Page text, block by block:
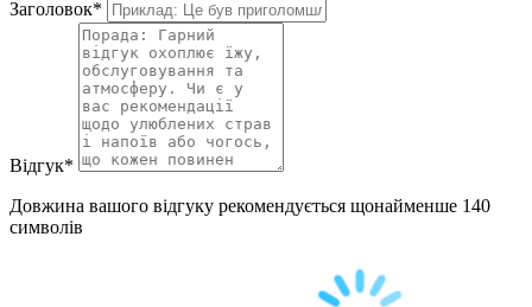
Заголовок*
Відгук*
Довжина вашого відгуку рекомендується щонайменше 140
символів